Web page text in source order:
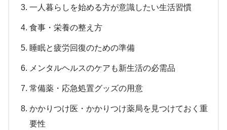
一人暮らしを始める方が意識したい生活習慣
食事・栄養の整え方
睡眠と疲労回復のための準備
メンタルヘルスのケアも新生活の必需品
常備薬・応急処置グッズの用意
かかりつけ医・かかりつけ薬局を見つけておく重
要性